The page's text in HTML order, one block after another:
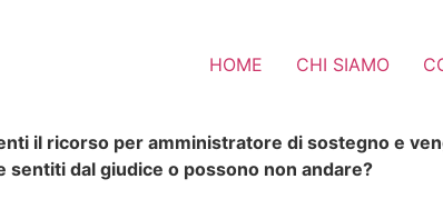
HOME CHI SIAMO
il ricorso per amministratore di sostegno e
dal giudice o possono non andare?